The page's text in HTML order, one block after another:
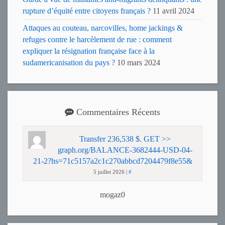
rupture d’équité entre citoyens français ? 11 avril 2024
Attaques au couteau, narcovilles, home jackings &
refuges contre le harcèlement de rue : comment
expliquer la résignation française face à la
sudamericanisation du pays ? 10 mars 2024
Commentaires Récents
Transfer 236,538 $. GET >>
graph.org/BALANCE-3682444-USD-04-
21-2?hs=71c5157a2c1c270abbcd7204479f8e55&
5 juillet 2026 | #
mogaz0